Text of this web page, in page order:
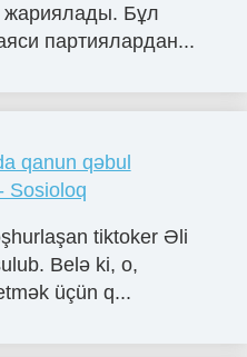
Бұл
партиялардан...
qanun qəbul
Sosioloq
tiktoker Əli
Belə ki, o,
üçün q...